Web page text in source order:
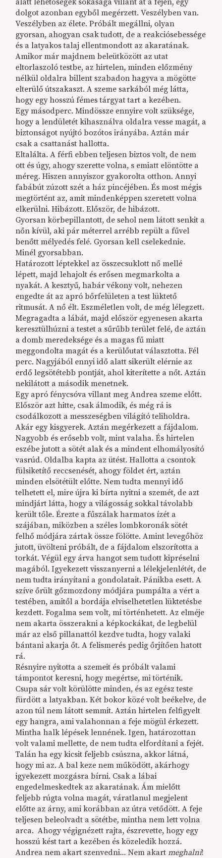
dolgot azonban egyből megérzett. Veszélyben van.
Veszélyben az élete. Próbált megállni, olyan
gyorsan, ahogyan csak tudott, de a reakciósebessége
és a latyakos talaj ellentmondott az akaratának.
Amikor már majdnem beleütközött az utat
eltorlaszoló testbe, az hirtelen, minden előzmény
nélkül oldalra billent szabadon hagyva a mögötte
elterülő útszakaszt. A szeme sarkából még látta,
hogy egy hosszú fémes tárgyat tart a kezében.
Egy másodperc. Mindössze ennyire volt szüksége,
hogy a lendületét kihasználva oldalra vesse magát, a
biztonságot nyújtó bozótos irányába. Aztán már
csak a csattanást hallotta.
Eltalálta. A férfi ebben teljesen biztos volt, de nem
ott és úgy, ahogy szerette volna, s emiatt elöntötte a
méreg. Hiszen annyiszor gyakorolta otthon. Annyi
fabábút zúzott szét a ház pincéjében. És most mégis
megtörtént az, amit mindenképpen szeretett volna
elkerülni. Hibázott. Először, de hibázott.
Gyorsan körbepillantott, de sehol nem látott senkit a
nőn kívül, aki pár méterrel arrébb repült a fűvel
benőtt mélyedés felé. Gyorsan kell cselekednie.
Minél gyorsabban.
Határozott léptekkel az összecsuklott nő mellé
lépett, majd lehajolt és erősen megmarkolta a
nyakát. A kesztyű, habár vékony volt, nehezen
engedte át az apró bőrfelületen a test lüktető
ritmusát. A nő élt. Eszméletlen volt, de még lélegzett.
Megragadta a lábát, majd először egyenesen akarta
keresztülhúzni a testet a sűrűbb terület felé, de aztán
a domb meredeksége és a magas fű miatt
meggondolta magát és a kerülőutat választotta. Fél
perc. Nagyjából ennyi idő alatt sikerült elérnie az
erdő legsötétebb pontját, ahol kiterítette a nőt. Aztán
nekilátott a második menetnek.
Egy apró fénycsóva villant meg Andrea szeme előtt.
Először azt hitte, csak álmodik, és még rá is
csodálkozott a messzeségben világító teliholdra.
Akár egy kisgyerek. Aztán megérkezett a fájdalom.
Nagyobb és erősebb volt, mint valaha. És hirtelen
eszébe jutott a sötét alak és a mindent elhomályosító
vasrúd. Oldalba kapta az ütést. Hallotta a csontok
fülsiketítő reccsenését, ahogy földet ért, aztán
minden elsötétült előtte. Nem tudta mennyi idő
telhetett el, mire újra ki bírta nyitni a szemét, de azt
mindjárt látta, hogy a világosság sokkal távolabb
került tőle. Érezte a fűszálak harmatos ízét a
szájában, miközben a széles lombkoronák sötét
felhő módjára zártak össze fölötte. Amint levegőhöz
jutott, üvölteni próbált, de a fájdalom elszorította a
torkát. Végül egy árva hangot sem tudott kipréselni
magából. Igyekezett visszanyerni a lélekjelenlétét, de
nem tudta irányítani a gondolatait. Pánikba esett. A
szíve őrült gőzmozdony módjára pumpálta a vért a
testében, amitől a bordája elviselhetetlen lüktetésbe
kezdett. Fogalma sem volt, mi történhetett. Az elméje
nem akarta összerakni a képkockákat, de legbelül
már az első pillanattól kezdve tudta, hogy valaki
bántani akarja őt. A felismerés pedig őrjítően hatott
rá.
Résnyire nyitotta a szemeit és próbált valami
támpontot keresni, hogy megértse, mi történik.
Csupa sár volt körülötte minden, és az egész teste
fürdött a latyakban. Két bokor közé volt beékelve, de
azon túl nem látott semmit. Aztán hirtelen felfigyelt
egy hangra, ami valahonnan a feje mögül érkezett.
Mintha halk lépések lennének. Igen, határozottan
volt valami mellette, de nem tudta elfordítani a fejét.
Talán ha egy kicsit feljebb csúszna, akkor látná,
hogy mi az. A bal keze nem működött, akárhogy
igyekezett mozgásra bírni. Csak a lábai
engedelmeskedtek az akaratának. Ám mielőtt
feljebb rúgta volna magát, váratlanul megjelent
előtte az árny, ami korábban az útra vetődött. A feje
teljesen beleolvadt a sötétbe, mintha nem lett volna
arca. Ahogy végignézett rajta, észrevette, hogy egy
hosszú kést tart a kezében és közeledik hozzá.
Andrea nem akart szenvedni... Nem akartmeghalni!